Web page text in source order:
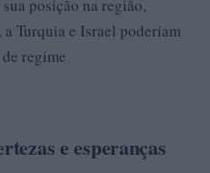
posição na região,
Turquia e Israel poderiam
regime
e esperanças